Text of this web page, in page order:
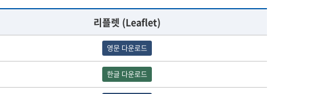
리플렛 (Leaflet)
영문 다운로드
한글 다운로드